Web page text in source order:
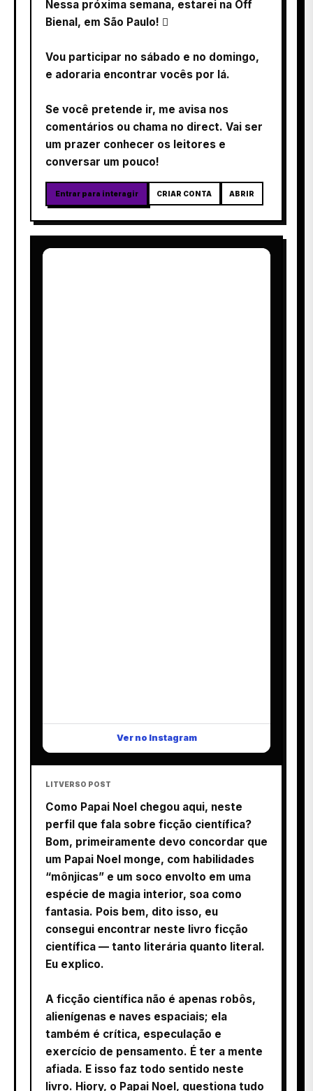
Nessa próxima semana, estarei na Off
Bienal, em São Paulo! 
Vou participar no sábado e no domingo,
e adoraria encontrar vocês por lá.
Se você pretende ir, me avisa nos
comentários ou chama no direct. Vai ser
um prazer conhecer os leitores e
conversar um pouco!
Entrar para interagir CRIAR CONTA ABRIR
Ver no Instagram
LITVERSO POST
Como Papai Noel chegou aqui, neste
perfil que fala sobre ficção científica?
Bom, primeiramente devo concordar que
um Papai Noel monge, com habilidades
“mônjicas” e um soco envolto em uma
espécie de magia interior, soa como
fantasia. Pois bem, dito isso, eu
consegui encontrar neste livro ficção
científica — tanto literária quanto literal.
Eu explico.
A ficção científica não é apenas robôs,
alienígenas e naves espaciais; ela
também é crítica, especulação e
exercício de pensamento. É ter a mente
afiada. E isso faz todo sentido neste
livro. Hiory, o Papai Noel, questiona tudo